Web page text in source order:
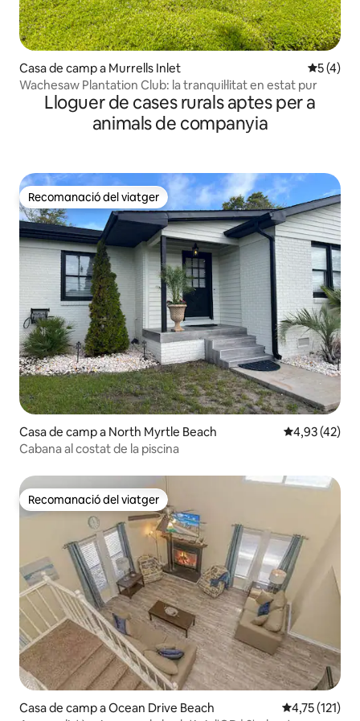
Casa de camp a Murrells Inlet 5 de
5 (4)
Wachesaw Plantation Club: la tranquil·litat en estat pur
Lloguer de cases rurals aptes per a
animals de companyia
Recomanació del viatger
Recomanació del viatger
Casa de camp a North Myrtle Beach 4,93 de
4,93 (42)
Cabana al costat de la piscina
Recomanació del viatger
Recomanació del viatger
Casa de camp a Ocean Drive Beach 4,75 de
4,75 (121)